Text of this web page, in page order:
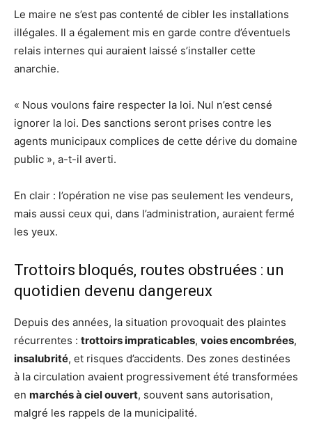
Le maire ne s’est pas contenté de cibler les installations
illégales. Il a également mis en garde contre d’éventuels
relais internes qui auraient laissé s’installer cette
anarchie.
« Nous voulons faire respecter la loi. Nul n’est censé
ignorer la loi. Des sanctions seront prises contre les
agents municipaux complices de cette dérive du domaine
public », a-t-il averti.
En clair : l’opération ne vise pas seulement les vendeurs,
mais aussi ceux qui, dans l’administration, auraient fermé
les yeux.
Trottoirs bloqués, routes obstruées : un
quotidien devenu dangereux
Depuis des années, la situation provoquait des plaintes
récurrentes : trottoirs impraticables, voies encombrées,
insalubrité, et risques d’accidents. Des zones destinées
à la circulation avaient progressivement été transformées
en marchés à ciel ouvert, souvent sans autorisation,
malgré les rappels de la municipalité.